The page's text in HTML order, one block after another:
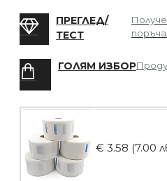
Четка за
ПРЕГЛЕД/
ТЕСТ
ГОЛЯМ ИЗБОР
€ 3.58 (7.00